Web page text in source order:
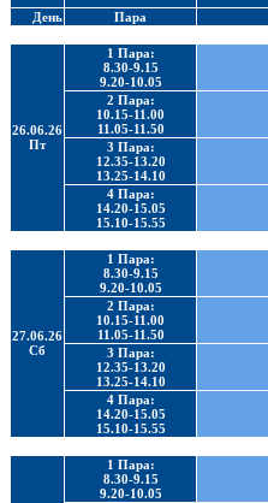
День
Пара
26.06.26
Пт
1 Пара:
8.30-9.15
9.20-10.05
2 Пара:
10.15-11.00
11.05-11.50
3 Пара:
12.35-13.20
13.25-14.10
4 Пара:
14.20-15.05
15.10-15.55
27.06.26
Сб
1 Пара:
8.30-9.15
9.20-10.05
2 Пара:
10.15-11.00
11.05-11.50
3 Пара:
12.35-13.20
13.25-14.10
4 Пара:
14.20-15.05
15.10-15.55
1 Пара:
8.30-9.15
9.20-10.05